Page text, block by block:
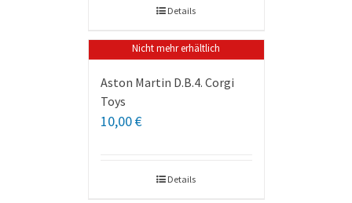
Details
Nicht mehr erhältlich
Aston Martin D.B.4. Corgi
Toys
10,00€
Details